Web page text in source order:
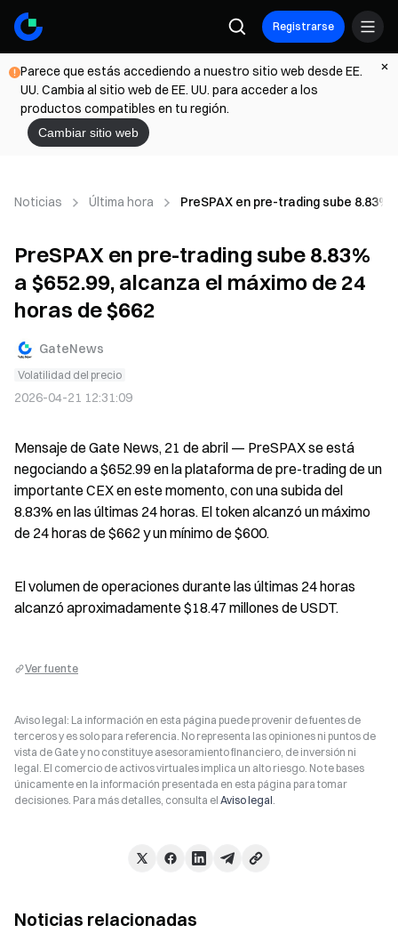
Registrarse
Parece que estás accediendo a nuestro sitio web desde EE.
UU. Cambia al sitio web de EE. UU. para acceder a los
productos compatibles en tu región.
Cambiar sitio web
Noticias Última hora PreSPAX en pre-trading sube 8.83%
PreSPAX en pre-trading sube 8.83%
a $652.99, alcanza el máximo de 24
horas de $662
GateNews
Volatilidad del precio
2026-04-21 12:31:09
Mensaje de Gate News, 21 de abril — PreSPAX se está
negociando a $652.99 en la plataforma de pre-trading de un
importante CEX en este momento, con una subida del
8.83% en las últimas 24 horas. El token alcanzó un máximo
de 24 horas de $662 y un mínimo de $600.
El volumen de operaciones durante las últimas 24 horas
alcanzó aproximadamente $18.47 millones de USDT.
Ver fuente
Aviso legal: La información en esta página puede provenir de fuentes de
terceros y es solo para referencia. No representa las opiniones ni puntos de
vista de Gate y no constituye asesoramiento financiero, de inversión ni
legal. El comercio de activos virtuales implica un alto riesgo. No te bases
únicamente en la información presentada en esta página para tomar
decisiones. Para más detalles, consulta el Aviso legal.
Noticias relacionadas